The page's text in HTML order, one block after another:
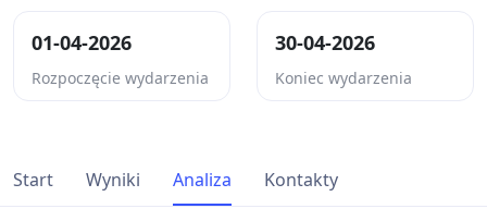
01-04-2026
Rozpoczęcie wydarzenia
30-04-2026
Koniec wydarzenia
Start Wyniki Analiza Kontakty